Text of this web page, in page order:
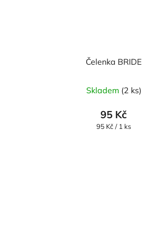
Čelenka BRIDE
Skladem (2 ks)
95 Kč
Měrná
95 Kč / 1 ks